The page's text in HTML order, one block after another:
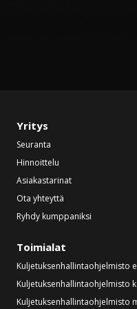
Yritys
Seuranta
Hinnoittelu
Asiakastarinat
Ota yhteyttä
Ryhdy kumppaniksi
Toimialat
Kuljetuksenhallintaohjelmisto
Kuljetuksenhallintaohjelmisto
Kuljetuksenhallintaohjelmisto